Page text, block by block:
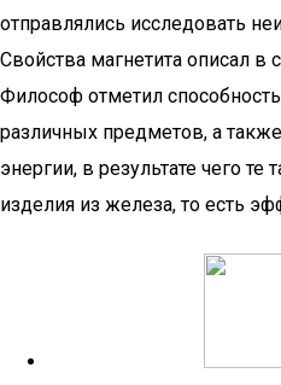
отправлялись исследовать
Свойства магнетита описал в
Философ отметил
различных предметов, а
энергии, в результате чего те
изделия из железа, то есть